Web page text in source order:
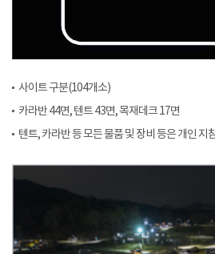
사이트 구분(104개소)
카라반 44면, 텐트 43면, 목재데크 17면
텐트, 카라반 등 모든 물품 및 장비 등은 개인 지